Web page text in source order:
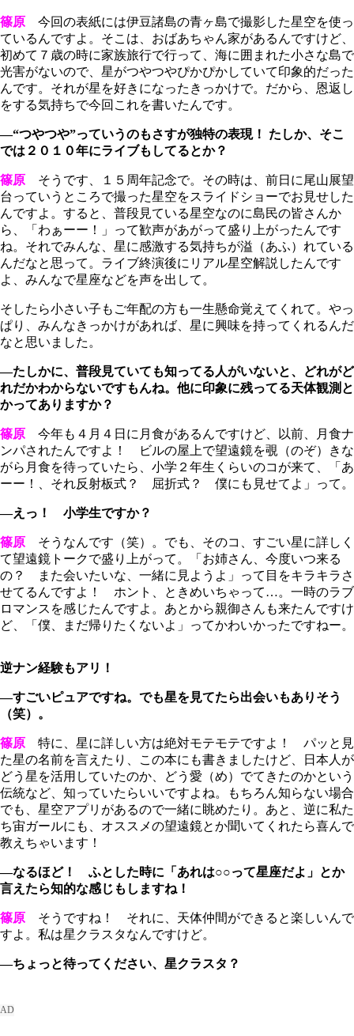
篠原 今回の表紙には伊豆諸島の青ヶ島で撮影した星空を使っ
ているんですよ。そこは、おばあちゃん家があるんですけど、
初めて７歳の時に家族旅行で行って、海に囲まれた小さな島で
光害がないので、星がつやつやぴかぴかしていて印象的だった
んです。それが星を好きになったきっかけで。だから、恩返し
をする気持ちで今回これを書いたんです。
―“つやつや”っていうのもさすが独特の表現！ たしか、そこ
では２０１０年にライブもしてるとか？
篠原 そうです、１５周年記念で。その時は、前日に尾山展望
台っていうところで撮った星空をスライドショーでお見せした
んですよ。すると、普段見ている星空なのに島民の皆さんか
ら、「わぁーー！」って歓声があがって盛り上がったんです
ね。それでみんな、星に感激する気持ちが溢（あふ）れている
んだなと思って。ライブ終演後にリアル星空解説したんです
よ、みんなで星座などを声を出して。
そしたら小さい子もご年配の方も一生懸命覚えてくれて。やっ
ぱり、みんなきっかけがあれば、星に興味を持ってくれるんだ
なと思いました。
―たしかに、普段見ていても知ってる人がいないと、どれがど
れだかわからないですもんね。他に印象に残ってる天体観測と
かってありますか？
篠原 今年も４月４日に月食があるんですけど、以前、月食ナ
ンパされたんですよ！ ビルの屋上で望遠鏡を覗（のぞ）きな
がら月食を待っていたら、小学２年生くらいのコが来て、「あ
ーー！、それ反射板式？ 屈折式？ 僕にも見せてよ」って。
―えっ！ 小学生ですか？
篠原 そうなんです（笑）。でも、そのコ、すごい星に詳しく
て望遠鏡トークで盛り上がって。「お姉さん、今度いつ来る
の？ また会いたいな、一緒に見ようよ」って目をキラキラさ
せてるんですよ！ ホント、ときめいちゃって…。一時のラブ
ロマンスを感じたんですよ。あとから親御さんも来たんですけ
ど、「僕、まだ帰りたくないよ」ってかわいかったですねー。
逆ナン経験もアリ！
―すごいピュアですね。でも星を見てたら出会いもありそう
（笑）。
篠原 特に、星に詳しい方は絶対モテモテですよ！ パッと見
た星の名前を言えたり、この本にも書きましたけど、日本人が
どう星を活用していたのか、どう愛（め）でてきたのかという
伝統など、知っていたらいいですよね。もちろん知らない場合
でも、星空アプリがあるので一緒に眺めたり。あと、逆に私た
ち宙ガールにも、オススメの望遠鏡とか聞いてくれたら喜んで
教えちゃいます！
―なるほど！ ふとした時に「あれは○○って星座だよ」とか
言えたら知的な感じもしますね！
篠原 そうですね！ それに、天体仲間ができると楽しいんで
すよ。私は星クラスタなんですけど。
―ちょっと待ってください、星クラスタ？